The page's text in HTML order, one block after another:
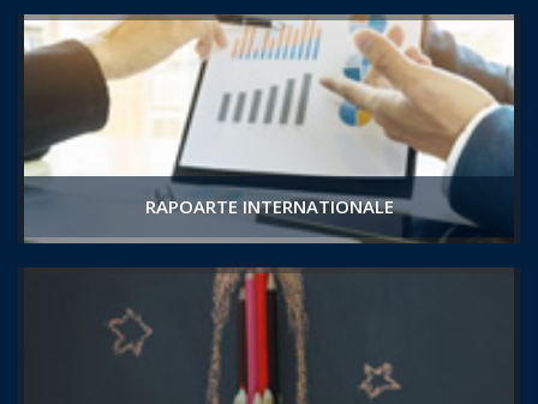
RAPOARTE INTERNATIONALE